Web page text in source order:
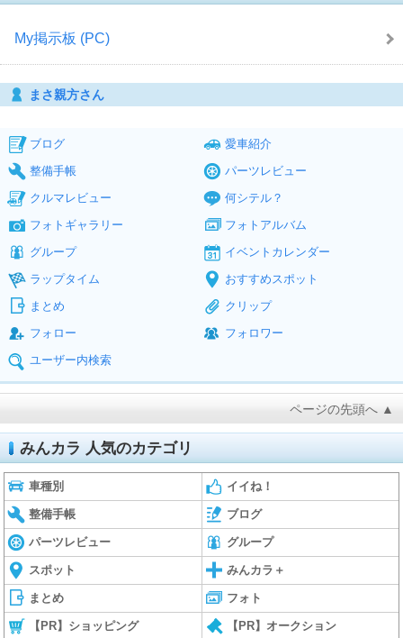
My掲示板 (PC)
まさ親方さん
ブログ
愛車紹介
整備手帳
パーツレビュー
クルマレビュー
何シテル？
フォトギャラリー
フォトアルバム
グループ
イベントカレンダー
ラップタイム
おすすめスポット
まとめ
クリップ
フォロー
フォロワー
ユーザー内検索
ページの先頭へ ▲
みんカラ 人気のカテゴリ
車種別 イイね！
整備手帳 ブログ
パーツレビュー グループ
スポット みんカラ＋
まとめ フォト
【PR】ショッピング 【PR】オークション